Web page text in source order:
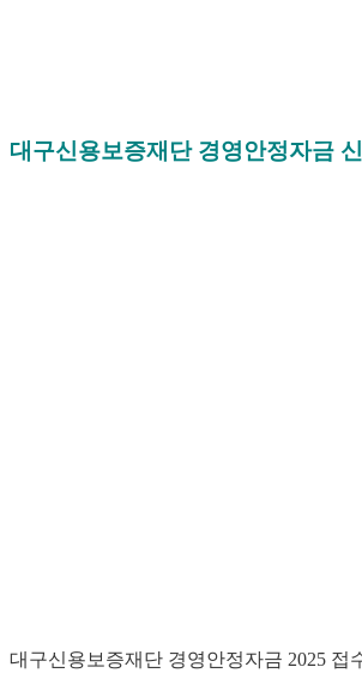
대구신용보증재단 경영안정자금
대구신용보증재단 경영안정자금 2025